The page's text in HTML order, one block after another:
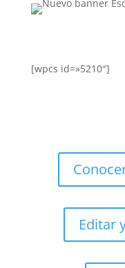
[wpcs id=»5210″]
Editar